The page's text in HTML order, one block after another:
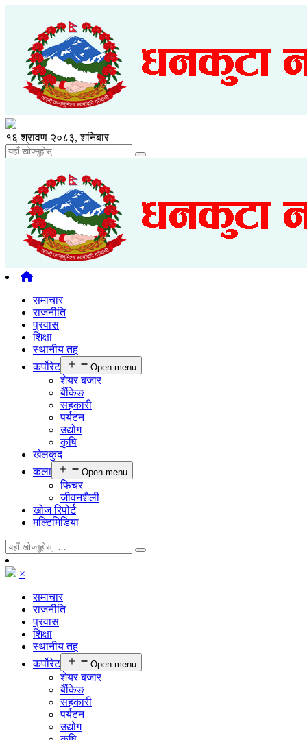
१६ श्रावण २०८३, शनिबार
समाचार
राजनीति
प्रवास
शिक्षा
स्थानीय तह
कर्पाेरेट
Open menu
शेयर बजार
बैंकिङ
सहकारी
पर्यटन
उद्योग
कृषि
खेलकुद
कला
Open menu
फिचर
जीवनशैली
खोज रिपोर्ट
मल्टिमिडिया
×
समाचार
राजनीति
प्रवास
शिक्षा
स्थानीय तह
कर्पाेरेट
Open menu
शेयर बजार
बैंकिङ
सहकारी
पर्यटन
उद्योग